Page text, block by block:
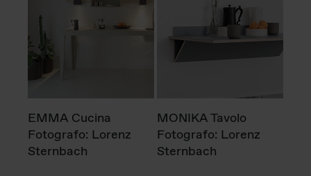
EMMA Cucina
Fotografo: Lorenz
Sternbach
MONIKA Tavolo
Fotografo: Lorenz
Sternbach